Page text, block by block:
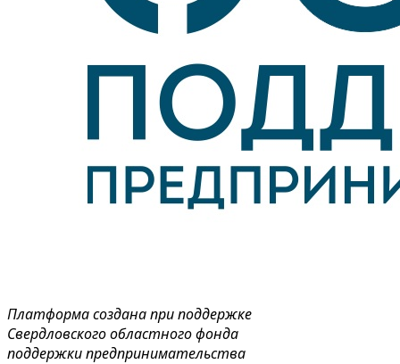
Платформа создана при поддержке
Свердловского областного фонда
поддержки предпринимательства